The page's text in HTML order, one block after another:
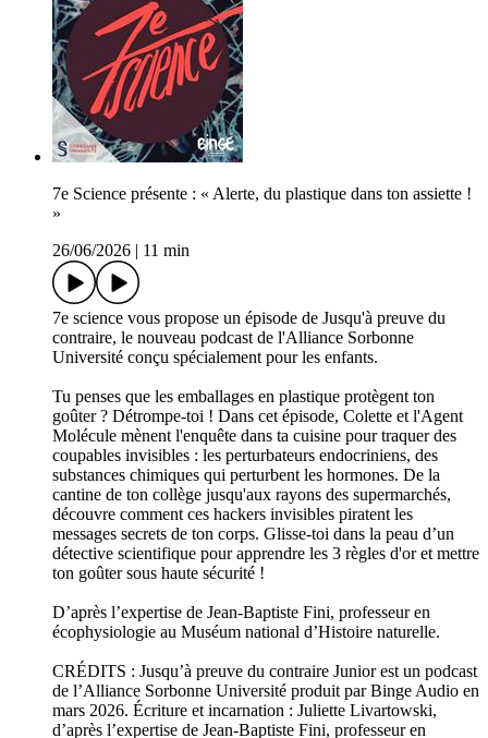
7e Science présente : « Alerte, du plastique dans ton assiette !
»
26/06/2026
11 min
7e science vous propose un épisode de Jusqu'à preuve du
contraire, le nouveau podcast de l'Alliance Sorbonne
Université conçu spécialement pour les enfants.
Tu penses que les emballages en plastique protègent ton
goûter ? Détrompe-toi ! Dans cet épisode, Colette et l'Agent
Molécule mènent l'enquête dans ta cuisine pour traquer des
coupables invisibles : les perturbateurs endocriniens, des
substances chimiques qui perturbent les hormones. De la
cantine de ton collège jusqu'aux rayons des supermarchés,
découvre comment ces hackers invisibles piratent les
messages secrets de ton corps. Glisse-toi dans la peau d’un
détective scientifique pour apprendre les 3 règles d'or et mettre
ton goûter sous haute sécurité !
D’après l’expertise de Jean-Baptiste Fini, professeur en
écophysiologie au Muséum national d’Histoire naturelle.
CRÉDITS : Jusqu’à preuve du contraire Junior est un podcast
de l’Alliance Sorbonne Université produit par Binge Audio en
mars 2026. Écriture et incarnation : Juliette Livartowski,
d’après l’expertise de Jean-Baptiste Fini, professeur en